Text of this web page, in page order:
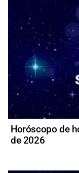
Horóscopo de
de 2026